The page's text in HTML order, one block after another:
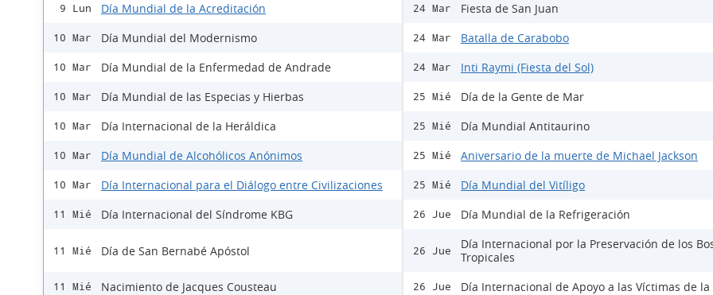
9 Lun Día Mundial de la Acreditación
10 Mar Día Mundial del Modernismo
10 Mar Día Mundial de la Enfermedad de Andrade
10 Mar Día Mundial de las Especias y Hierbas
10 Mar Día Internacional de la Heráldica
10 Mar Día Mundial de Alcohólicos Anónimos
10 Mar Día Internacional para el Diálogo entre Civilizaciones
11 Mié Día Internacional del Síndrome KBG
11 Mié Día de San Bernabé Apóstol
11 Mié Nacimiento de Jacques Cousteau
24 Mar Fiesta de San Juan
24 Mar Batalla de Carabobo
24 Mar Inti Raymi (Fiesta del Sol)
25 Mié Día de la Gente de Mar
25 Mié Día Mundial Antitaurino
25 Mié Aniversario de la muerte de Michael Jackson
25 Mié Día Mundial del Vitíligo
26 Jue Día Mundial de la Refrigeración
26 Jue
Día Internacional por la Preservación de los
Tropicales
26 Jue Día Internacional de Apoyo a las Víctimas de